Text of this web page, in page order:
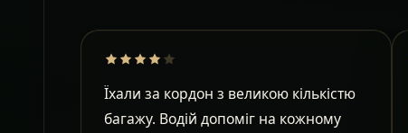
Їхали за кордон з великою кількістю
багажу. Водій допоміг на кожному